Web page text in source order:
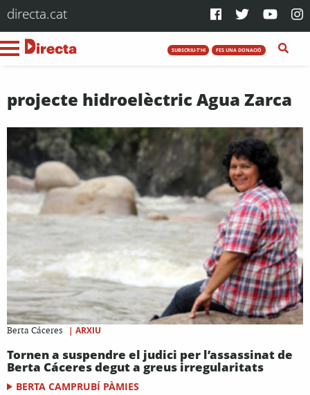
directa.cat
SUBSCRIU-T'HI FES UNA DONACIÓ
projecte hidroelèctric Agua Zarca
Berta Cáceres | ARXIU
Tornen a suspendre el judici per l’assassinat de
Berta Cáceres degut a greus irregularitats
BERTA CAMPRUBÍ PÀMIES